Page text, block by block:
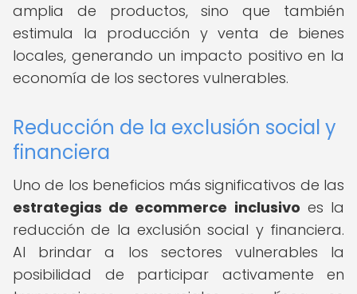
amplia de productos, sino que también
estimula la producción y venta de bienes
locales, generando un impacto positivo en la
economía de los sectores vulnerables.
Reducción de la exclusión social y
financiera
Uno de los beneficios más significativos de las
estrategias de ecommerce inclusivo es la
reducción de la exclusión social y financiera.
Al brindar a los sectores vulnerables la
posibilidad de participar activamente en